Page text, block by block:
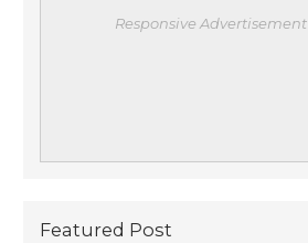
Responsive Advertisement
Featured Post